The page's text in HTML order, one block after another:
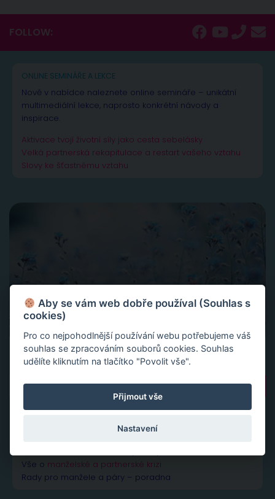
FOLLOW:
ONLINE SEMINÁŘE A LEKCE
Nově v nabídce naleznete online semináře – unikátní
multimediální lekce, naprosto konkrétní návody a
inspirace.
Aktivace tvojí životní síly jako cesta sebelásky
Velká partnerská rekapitulace a restart vašeho vztahu
Slovy ke šťastnému vztahu
Vše o manželské a partnerské krizi
Rady pro manžele a páry – poradna
Aby se vám web dobře používal (Souhlas s
cookies)
Pro co nejpohodlnější používání webu potřebujeme váš
souhlas se zpracováním souborů cookies. Souhlas
udělíte kliknutím na tlačítko "Povolit vše".
Přijmout vše
Nastavení